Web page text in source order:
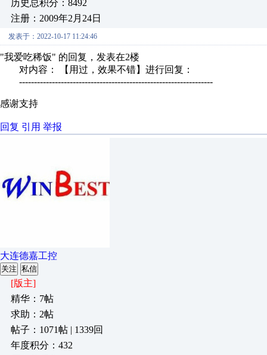
历史总积分：8492
注册：2009年2月24日
发表于：2022-10-17 11:24:46
"我爱吃稀饭" 的回复，发表在2楼
对内容： 【用过，效果不错】进行回复：
-----------------------------------------------------------------
感谢支持
回复 引用 举报
大连德嘉工控
关注 私信
[版主]
精华：7帖
求助：2帖
帖子：1071帖 | 1339回
年度积分：432